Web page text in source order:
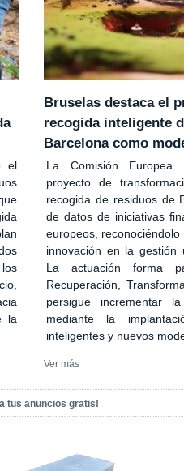
el
la
Bruselas destaca el
recogida inteligente
Barcelona como
La Comisión Europea
proyecto de
recogida de residuos de
de datos de iniciativas
europeos,
innovación en la gestión
La actuación forma
Recuperación,
persigue incrementar
mediante la
inteligentes y nuevos
Ver más
tus anuncios gratis!